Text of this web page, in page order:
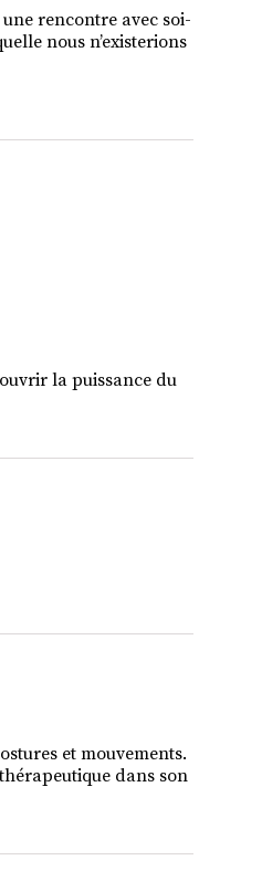
rencontre avec soi-
nous n’existerions
la puissance du
et mouvements.
dans son